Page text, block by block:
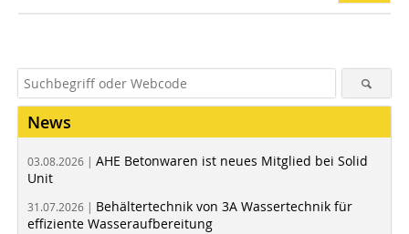
News
03.08.2026 | AHE Betonwaren ist neues Mitglied bei Solid
Unit
31.07.2026 | Behältertechnik von 3A Wassertechnik für
effiziente Wasseraufbereitung